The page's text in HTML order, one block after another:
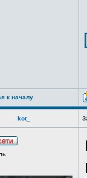
к началу
kot_